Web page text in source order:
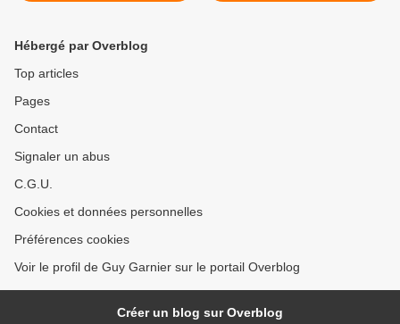
Hébergé par Overblog
Top articles
Pages
Contact
Signaler un abus
C.G.U.
Cookies et données personnelles
Préférences cookies
Voir le profil de Guy Garnier sur le portail Overblog
Créer un blog sur Overblog